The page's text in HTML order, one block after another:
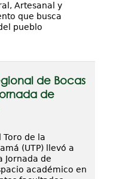
Artesanal y
que busca
pueblo
de Bocas
de
Toro de la
(UTP) llevó a
Jornada de
académico en